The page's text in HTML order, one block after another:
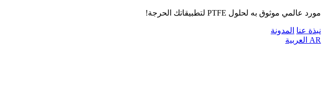
مورد عالمي موثوق به لحلول PTFE لتطبيقاتك الحرجة!
نبذة عنا المدونة
AR العربية